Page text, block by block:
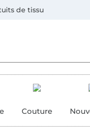
de tissu
Couture
bleue, PayPal,